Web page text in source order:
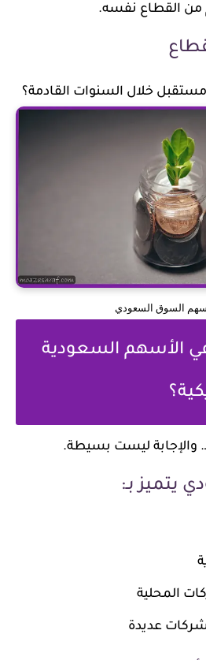
من القطاع نفسه.
خلال السنوات القادمة؟
السوق السعودي
الأسهم السعودية
والإجابة ليست بسيطة.
يتميز بـ:
المحلية
عديدة